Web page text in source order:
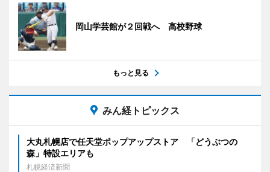
岡山学芸館が２回戦へ 高校野球
もっと見る
みん経トピックス
大丸札幌店で任天堂ポップアップストア 「どうぶつの
森」特設エリアも
札幌経済新聞